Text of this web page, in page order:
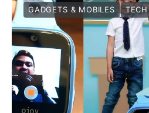
GADGETS & MOBILES TECH